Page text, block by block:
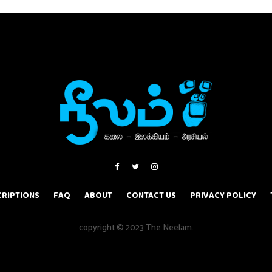
FAQ ABOUT CONTACT US PRIVACY POLICY
copyright © 2023 The Neelam.